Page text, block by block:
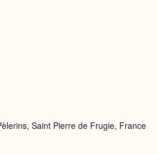
Saint Pierre de Frugie, France